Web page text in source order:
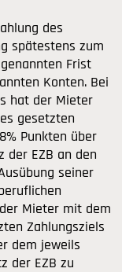
des
spätestens zum
Frist
Konten. Bei
hat der Mieter
gesetzten
Punkten über
der EZB an den
seiner
Mieter mit dem
Zahlungsziels
dem jeweils
der EZB zu